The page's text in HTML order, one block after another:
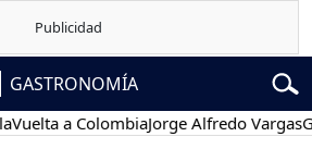
GASTRONOMÍA
a ColombiaJorge Alfredo Vargas